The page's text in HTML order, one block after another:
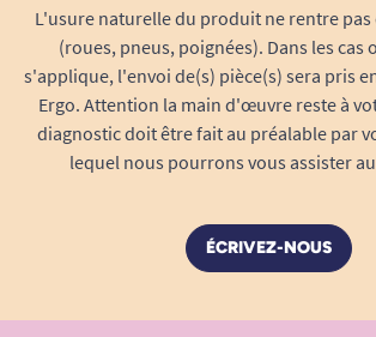
risques de chute de la canne et
récupération.
Moins de contraintes physiques
L'usure naturelle du produit ne rentre pas
(roues, pneus, poignées). Dans les cas
s'applique, l'envoi de(s) pièce(s) sera pris
Ergo. Attention la main d'œuvre reste à
diagnostic doit être fait au préalable par
lequel nous pourrons vous assister
ÉCRIVEZ-NOUS